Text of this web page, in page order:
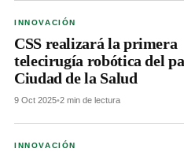
INNOVACIÓN
CSS realizará la primera
telecirugía robótica del
Ciudad de la Salud
9 Oct 2025•2 min de lectura
INNOVACIÓN